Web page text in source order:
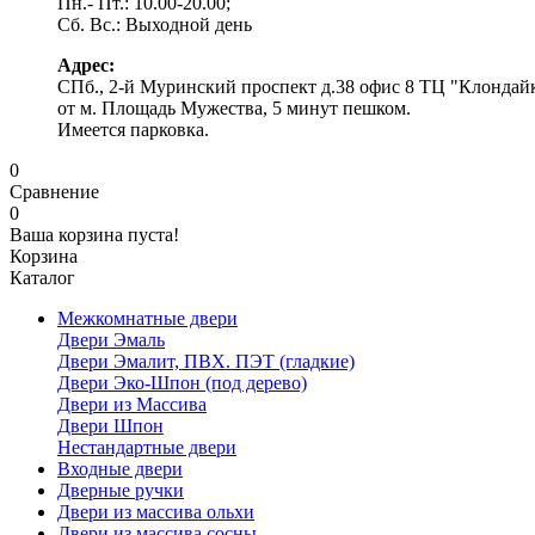
Сб. Вс.: Выходной день
Адрес:
СПб., 2-й Муринский проспект д.38 офис 8 ТЦ
от м. Площадь Мужества, 5 минут пешком.
Имеется парковка.
0
Сравнение
0
Ваша корзина пуста!
Корзина
Каталог
Межкомнатные двери
Двери Эмаль
Двери Эмалит, ПВХ. ПЭТ (гладкие)
Двери Эко-Шпон (под дерево)
Двери из Массива
Двери Шпон
Нестандартные двери
Входные двери
Дверные ручки
Двери из массива ольхи